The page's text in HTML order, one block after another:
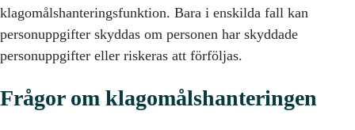
klagomålshanteringsfunktion. Bara i enskilda fall kan
personuppgifter skyddas om personen har skyddade
personuppgifter eller riskeras att förföljas.
Frågor om klagomålshanteringen